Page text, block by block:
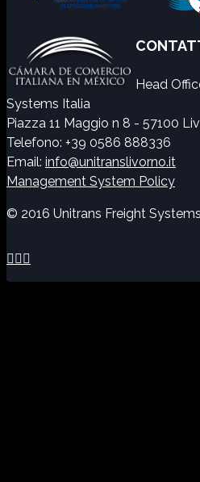
Head
Systems Italia
Piazza 11 Maggio n 8 - 57100
Telefono: +39 0586 888336
Email: info@unitranslivorno.it
Management System Policy
© 2016 Unitrans Freight
  